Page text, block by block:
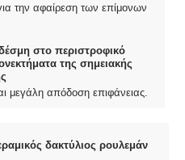
την αφαίρεση των επίμονων
στο περιστροφικό
της σημειακής
μεγάλη απόδοση επιφάνειας.
δακτύλιος ρουλεμάν